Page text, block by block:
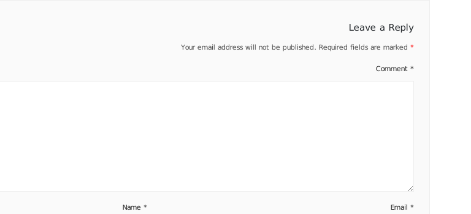
Leave a Reply
Your email address will not be published. Required fields are marked *
Comment *
Name* Email *